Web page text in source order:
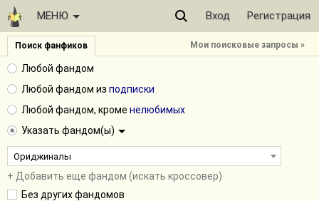
МЕНЮ Вход Регистрация
Поиск фанфиков Мои поисковые запросы »
Любой фандом
Любой фандом из подписки
Любой фандом, кроме нелюбимых
Указать фандом(ы)
Ориджиналы
+ Добавить еще фандом (искать кроссовер)
Без других фандомов